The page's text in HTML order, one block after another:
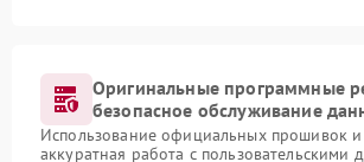
Оригинальные программные
безопасное обслуживание
Использование официальных прошивок и
аккуратная работа с пользовательскими